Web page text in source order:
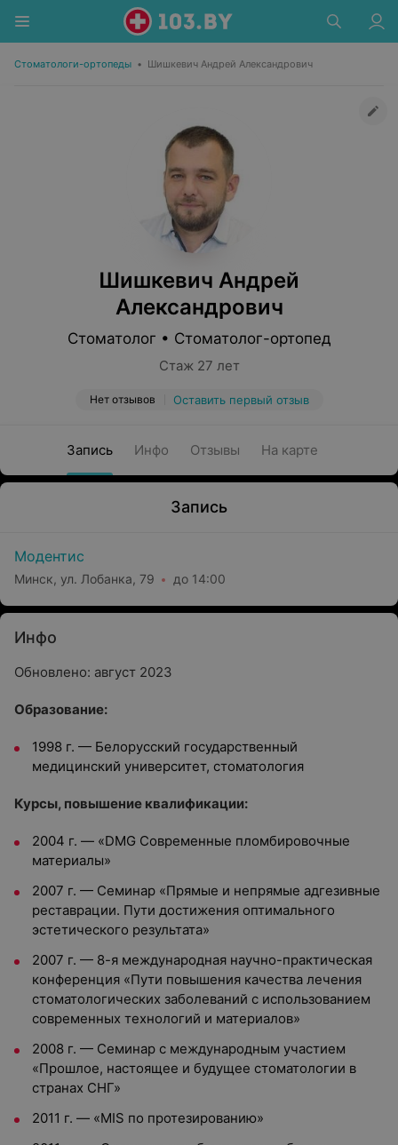
Стоматологи-ортопеды • Шишкевич Андрей Александрович
Шишкевич Андрей
Александрович
Стоматолог • Стоматолог-ортопед
Стаж 27 лет
Нет отзывов Оставить первый отзыв
Запись Инфо Отзывы На карте
Запись
Модентис
Минск, ул. Лобанка, 79 до 14:00
Инфо
Обновлено: август 2023
Образование:
1998 г. — Белорусский государственный
медицинский университет, стоматология
Курсы, повышение квалификации:
2004 г. — «DMG Современные пломбировочные
материалы»
2007 г. — Семинар «Прямые и непрямые адгезивные
реставрации. Пути достижения оптимального
эстетического результата»
2007 г. — 8-я международная научно-практическая
конференция «Пути повышения качества лечения
стоматологических заболеваний с использованием
современных технологий и материалов»
2008 г. — Семинар с международным участием
«Прошлое, настоящее и будущее стоматологии в
странах СНГ»
2011 г. — «MIS по протезированию»